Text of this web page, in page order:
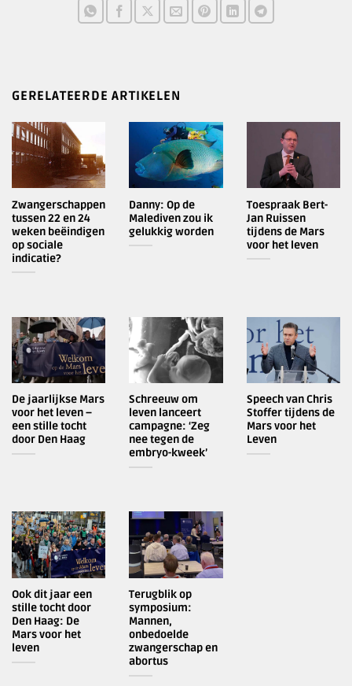
GERELATEERDE ARTIKELEN
Zwangerschappen
tussen 22 en 24
weken beëindigen
op sociale
indicatie?
Danny: Op de
Malediven zou ik
gelukkig worden
Toespraak Bert-
Jan Ruissen
tijdens de Mars
voor het leven
De jaarlijkse Mars
voor het leven –
een stille tocht
door Den Haag
Schreeuw om
leven lanceert
campagne: ‘Zeg
nee tegen de
embryo-kweek’
Speech van Chris
Stoffer tijdens de
Mars voor het
Leven
Ook dit jaar een
stille tocht door
Den Haag: De
Mars voor het
leven
Terugblik op
symposium:
Mannen,
onbedoelde
zwangerschap en
abortus